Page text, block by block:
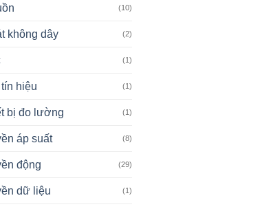
(10)
không dây (2)
(1)
hiệu (1)
bị đo lường (1)
áp suất (8)
động (29)
dữ liệu (1)